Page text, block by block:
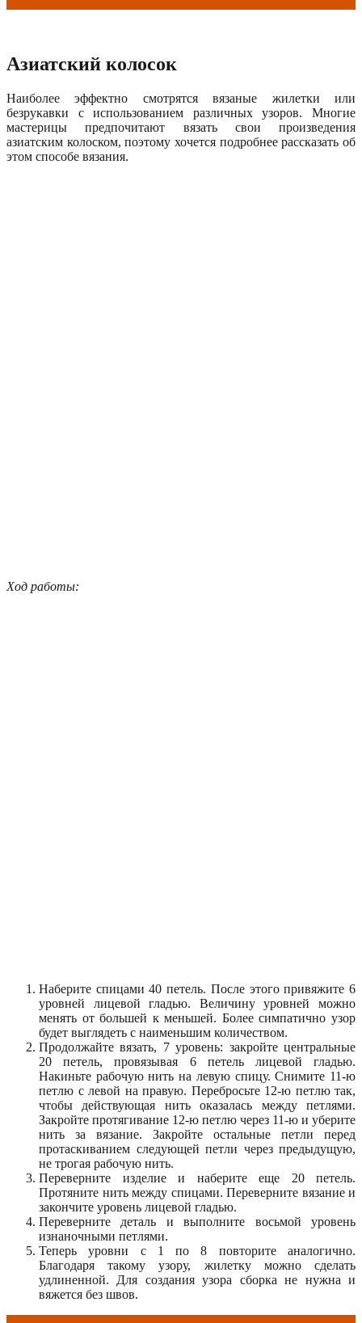
Азиатский колосок
Наиболее эффектно смотрятся вязаные жилетки или
безрукавки с использованием различных узоров. Многие
мастерицы предпочитают вязать свои произведения
азиатским колоском, поэтому хочется подробнее рассказать об
этом способе вязания.
Ход работы:
Наберите спицами 40 петель. После этого привяжите 6
уровней лицевой гладью. Величину уровней можно
менять от большей к меньшей. Более симпатично узор
будет выглядеть с наименьшим количеством.
Продолжайте вязать, 7 уровень: закройте центральные
20 петель, провязывая 6 петель лицевой гладью.
Накиньте рабочую нить на левую спицу. Снимите 11-ю
петлю с левой на правую. Перебросьте 12-ю петлю так,
чтобы действующая нить оказалась между петлями.
Закройте протягивание 12-ю петлю через 11-ю и уберите
нить за вязание. Закройте остальные петли перед
протаскиванием следующей петли через предыдущую,
не трогая рабочую нить.
Переверните изделие и наберите еще 20 петель.
Протяните нить между спицами. Переверните вязание и
закончите уровень лицевой гладью.
Переверните деталь и выполните восьмой уровень
изнаночными петлями.
Теперь уровни с 1 по 8 повторите аналогично.
Благодаря такому узору, жилетку можно сделать
удлиненной. Для создания узора сборка не нужна и
вяжется без швов.